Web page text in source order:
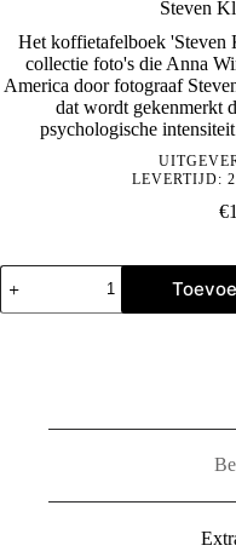
Steven
Het koffietafelboek 'Steven
collectie foto's die Anna
America door fotograaf
dat wordt gekenmerkt
psychologische
LEVERTIJD:
€
Steven
Klein:
Vogue